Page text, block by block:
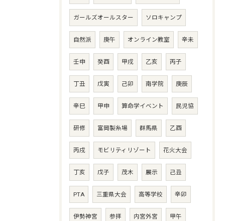
ガールズオールスター ソロキャンプ
自然派 庚午 オンライン教室 辛未
壬申 癸酉 甲戌 乙亥 丙子
丁丑 戊寅 己卯 南学院 庚辰
辛巳 甲申 算命学イベント 民児協
研修 富岡製糸場 群馬県 乙酉
丙戌 モビリティリゾート 花火大会
丁亥 戊子 茂木 展示 己丑
PTA 三重県大会 高等学校 辛卯
伊勢神宮 参拝 内宮外宮 甲午